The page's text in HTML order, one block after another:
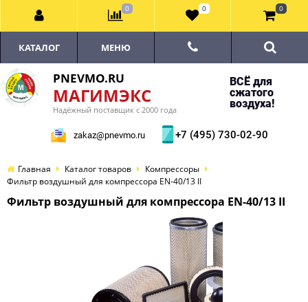
PNEVMO.RU
МАГИМЭКС
Надёжный поставщик с 2000 года
ВСЁ для
сжатого
воздуха!
zakaz@pnevmo.ru +7 (495) 730-02-90
КАТАЛОГ МЕНЮ
Главная Каталог товаров
Компрессоры
Фильтр воздушный для компрессора EN-40/13 II
Фильтр воздушный для компрессора EN-40/13 II
0 0 0